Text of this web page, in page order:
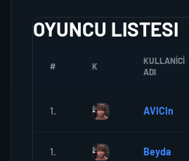
OYUNCU LISTESI
# K
KULLANICI
ADI
1. AVICIn
1. Beyda